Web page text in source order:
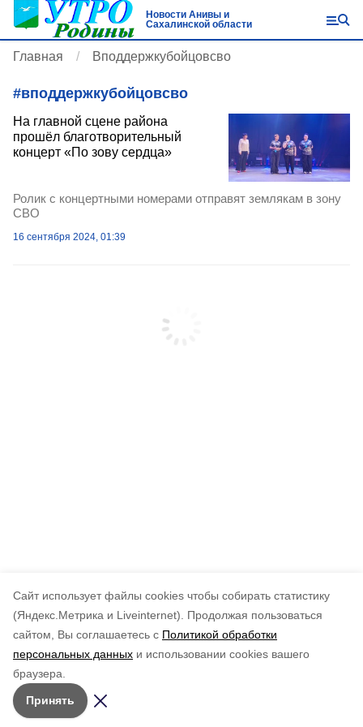
Cайт использует файлы cookies чтобы собирать статистику
(Яндекс.Метрика и Liveinternet).
Продолжая пользоваться
сайтом, Вы соглашаетесь с Политикой обработки
персональных данных и использовании cookies вашего
браузера.
Принять
Новости Анивы и
Сахалинской области
Главная Вподдержкубойцовсво
#вподдержкубойцовсво
На главной сцене района
прошёл благотворительный
концерт «По зову сердца»
Ролик с концертными номерами отправят землякам в зону
СВО
16 сентября 2024, 01:39